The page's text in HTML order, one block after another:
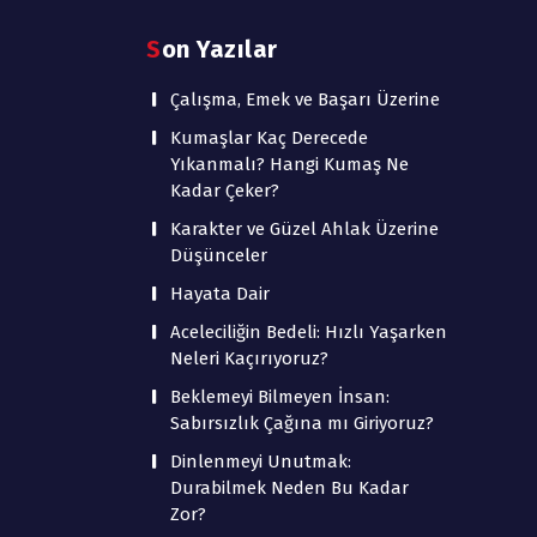
Son Yazılar
Çalışma, Emek ve Başarı Üzerine
Kumaşlar Kaç Derecede
Yıkanmalı? Hangi Kumaş Ne
Kadar Çeker?
Karakter ve Güzel Ahlak Üzerine
Düşünceler
Hayata Dair
Aceleciliğin Bedeli: Hızlı Yaşarken
Neleri Kaçırıyoruz?
Beklemeyi Bilmeyen İnsan:
Sabırsızlık Çağına mı Giriyoruz?
Dinlenmeyi Unutmak:
Durabilmek Neden Bu Kadar
Zor?